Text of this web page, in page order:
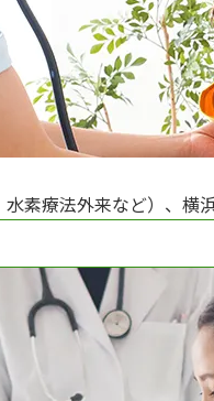
素療法外来など）、